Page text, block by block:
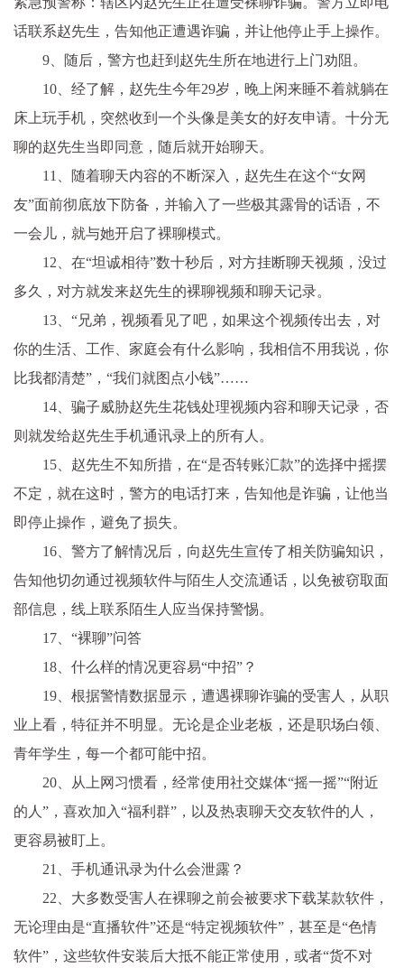
话联系赵先生，告知他正遭遇诈骗，并让他停止手上操作。
9、随后，警方也赶到赵先生所在地进行上门劝阻。
10、经了解，赵先生今年29岁，晚上闲来睡不着就躺在
床上玩手机，突然收到一个头像是美女的好友申请。十分无
聊的赵先生当即同意，随后就开始聊天。
11、随着聊天内容的不断深入，赵先生在这个“女网
友”面前彻底放下防备，并输入了一些极其露骨的话语，不
一会儿，就与她开启了裸聊模式。
12、在“坦诚相待”数十秒后，对方挂断聊天视频，没过
多久，对方就发来赵先生的裸聊视频和聊天记录。
13、“兄弟，视频看见了吧，如果这个视频传出去，对
你的生活、工作、家庭会有什么影响，我相信不用我说，你
比我都清楚”，“我们就图点小钱”……
14、骗子威胁赵先生花钱处理视频内容和聊天记录，否
则就发给赵先生手机通讯录上的所有人。
15、赵先生不知所措，在“是否转账汇款”的选择中摇摆
不定，就在这时，警方的电话打来，告知他是诈骗，让他当
即停止操作，避免了损失。
16、警方了解情况后，向赵先生宣传了相关防骗知识，
告知他切勿通过视频软件与陌生人交流通话，以免被窃取面
部信息，线上联系陌生人应当保持警惕。
17、“裸聊”问答
18、什么样的情况更容易“中招”？
19、根据警情数据显示，遭遇裸聊诈骗的受害人，从职
业上看，特征并不明显。无论是企业老板，还是职场白领、
青年学生，每一个都可能中招。
20、从上网习惯看，经常使用社交媒体“摇一摇”“附近
的人”，喜欢加入“福利群”，以及热衷聊天交友软件的人，
更容易被盯上。
21、手机通讯录为什么会泄露？
22、大多数受害人在裸聊之前会被要求下载某款软件，
无论理由是“直播软件”还是“特定视频软件”，甚至是“色情
软件”，这些软件安装后大抵不能正常使用，或者“货不对